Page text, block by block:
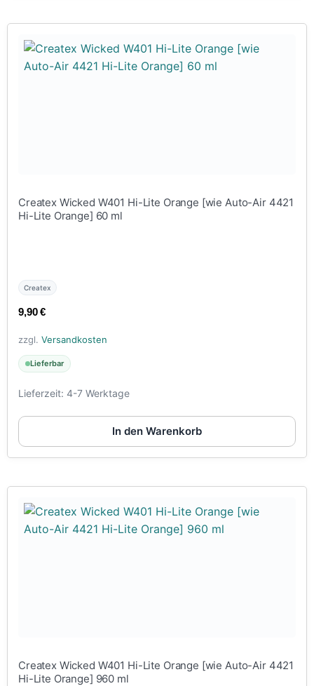
Createx Wicked W401 Hi-Lite Orange [wie Auto-Air 4421
Hi-Lite Orange] 60 ml
Createx
9,90€
zzgl. Versandkosten
Lieferbar
Lieferzeit: 4-7 Werktage
In den Warenkorb
Createx Wicked W401 Hi-Lite Orange [wie Auto-Air 4421
Hi-Lite Orange] 960 ml